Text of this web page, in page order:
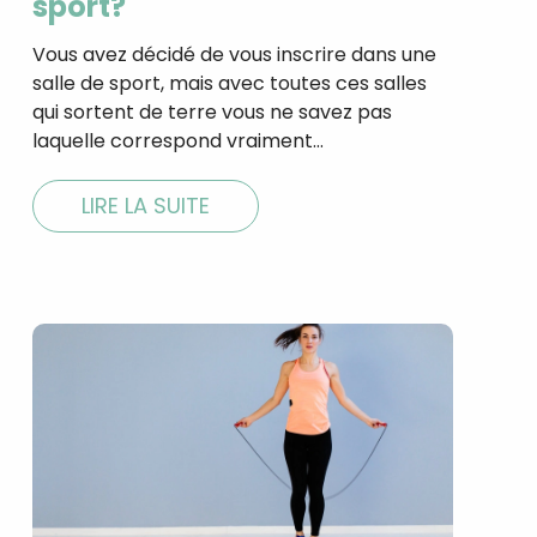
Vous avez décidé de vous inscrire dans une
salle de sport, mais avec toutes ces salles
qui sortent de terre vous ne savez pas
laquelle correspond vraiment…
LIRE LA SUITE
les
pour vous
le lien de
plus et